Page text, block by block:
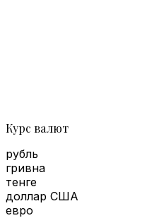
Курс валют
рубль
гривна
тенге
доллар США
евро